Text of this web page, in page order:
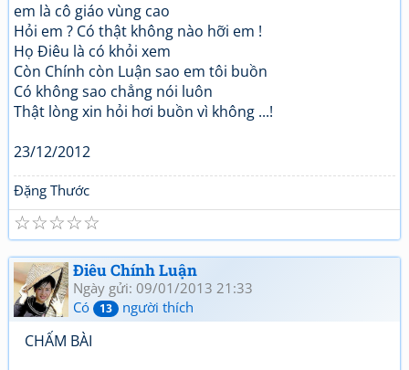
em là cô giáo vùng cao
Hỏi em ? Có thật không nào hỡi em !
Họ Điêu là có khỏi xem
Còn Chính còn Luận sao em tôi buồn
Có không sao chẳng nói luôn
Thật lòng xin hỏi hơi buồn vì không ...!
23/12/2012
Đặng Thước
☆
☆
☆
☆
☆
Điêu Chính Luận
Ngày gửi: 09/01/2013 21:33
Có
13 người thích
CHẤM BÀI